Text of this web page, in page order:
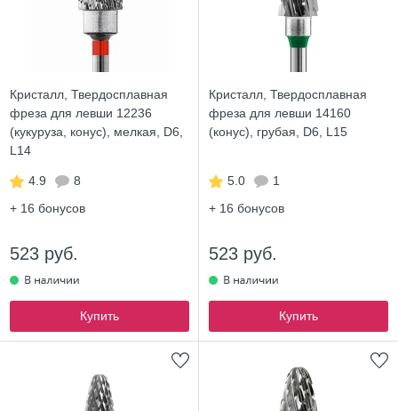
Кристалл, Твердосплавная
фреза для левши 12236
(кукуруза, конус), мелкая, D6,
L14
4.9
8
+ 16 бонусов
523 руб.
Купить
Кристалл, Твердосплавная
фреза для левши 14160
(конус), грубая, D6, L15
5.0
1
+ 16 бонусов
523 руб.
Купить